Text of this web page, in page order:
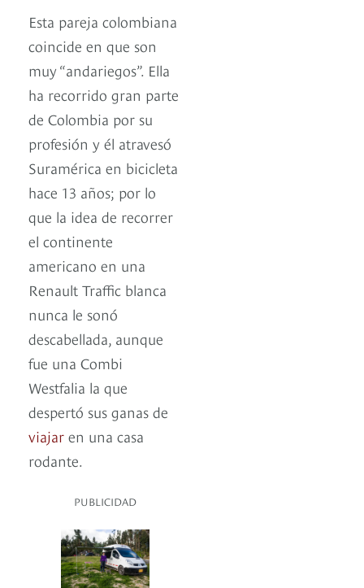
Esta pareja colombiana
coincide en que son
muy “andariegos”. Ella
ha recorrido gran parte
de Colombia por su
profesión y él atravesó
Suramérica en bicicleta
hace 13 años; por lo
que la idea de recorrer
el continente
americano en una
Renault Traffic blanca
nunca le sonó
descabellada, aunque
fue una Combi
Westfalia la que
despertó sus ganas de
viajar en una casa
rodante.
PUBLICIDAD